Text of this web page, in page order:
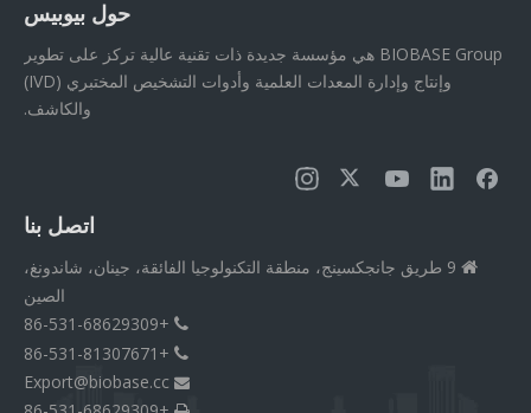
حول بيوبيس
BIOBASE Group هي مؤسسة جديدة ذات تقنية عالية تركز على تطوير
وإنتاج وإدارة المعدات العلمية وأدوات التشخيص المختبري (IVD)
والكاشف.
اتصل بنا

9 طريق جانجكسينج، منطقة التكنولوجيا الفائقة، جينان، شاندونغ،
الصين

+86-531-68629309

+86-531-81307671

Export@biobase.cc